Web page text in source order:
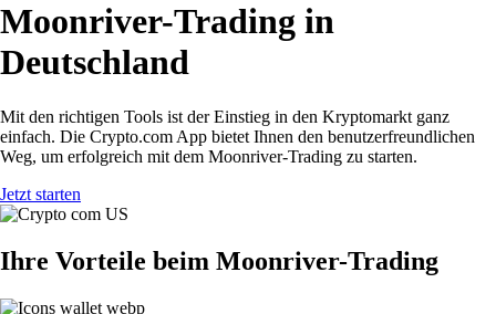
Moonriver-Trading in
Deutschland
Mit den richtigen Tools ist der Einstieg in den Kryptomarkt ganz
einfach. Die Crypto.com App bietet Ihnen den benutzerfreundlichen
Weg, um erfolgreich mit dem Moonriver-Trading zu starten.
Jetzt starten
Ihre Vorteile beim Moonriver-Trading